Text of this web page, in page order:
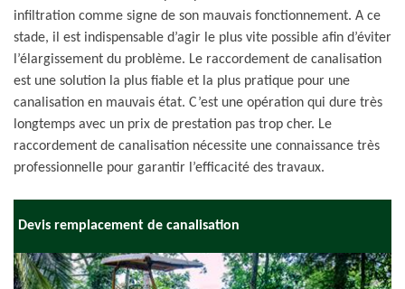
infiltration comme signe de son mauvais fonctionnement. A ce
stade, il est indispensable d’agir le plus vite possible afin d’éviter
l’élargissement du problème. Le raccordement de canalisation
est une solution la plus fiable et la plus pratique pour une
canalisation en mauvais état. C’est une opération qui dure très
longtemps avec un prix de prestation pas trop cher. Le
raccordement de canalisation nécessite une connaissance très
professionnelle pour garantir l’efficacité des travaux.
Devis remplacement de canalisation